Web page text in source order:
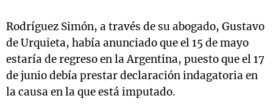
Rodríguez Simón, a través de su abogado, Gustavo
de Urquieta, había anunciado que el 15 de mayo
estaría de regreso en la Argentina, puesto que el 17
de junio debía prestar declaración indagatoria en
la causa en la que está imputado.